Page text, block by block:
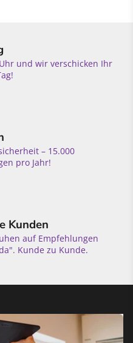
und wir verschicken Ihr
– 15.000
pro Jahr!
Kunden
auf Empfehlungen
Kunde zu Kunde.